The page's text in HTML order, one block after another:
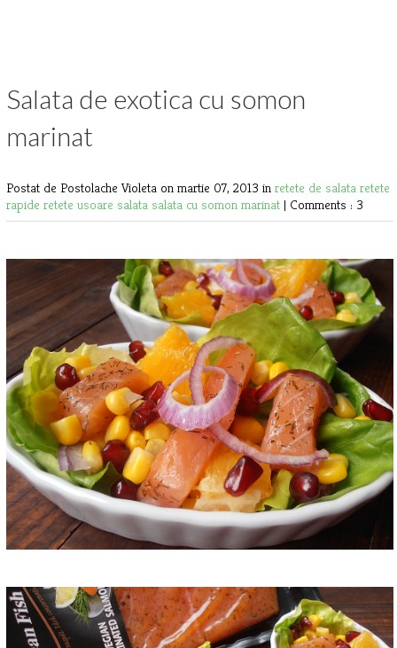
Salata de exotica cu somon
marinat
Postat de Postolache Violeta on martie 07, 2013 in retete de salata retete
rapide retete usoare salata salata cu somon marinat | Comments : 3